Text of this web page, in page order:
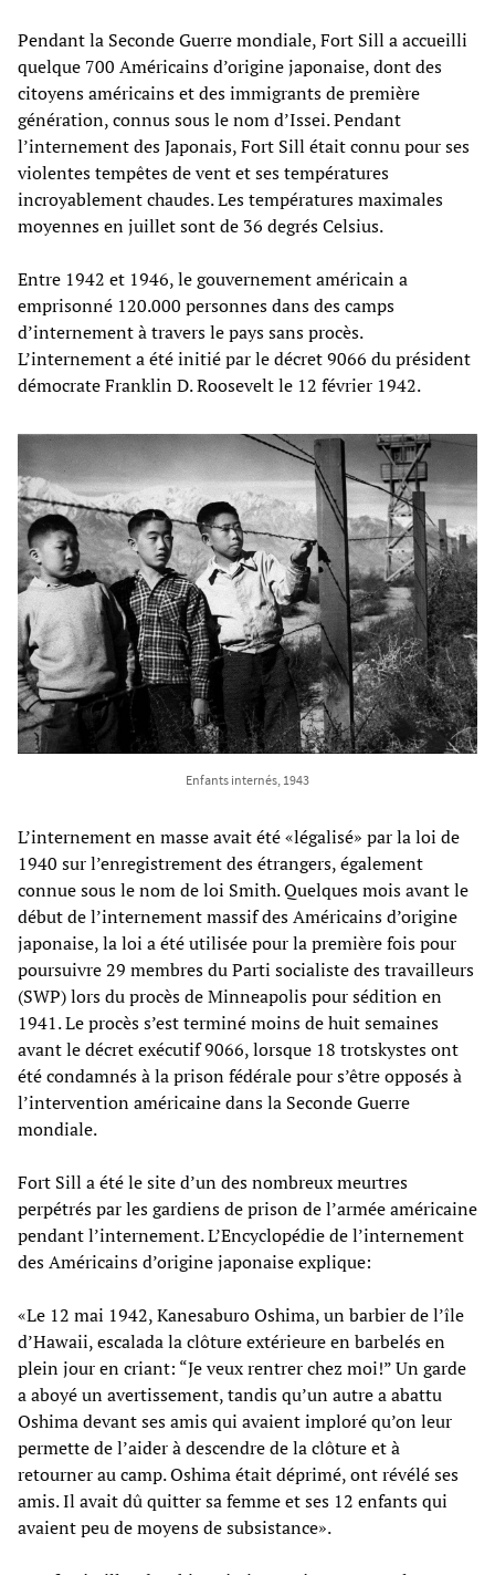
Pendant la Seconde Guerre mondiale, Fort Sill a accueilli
quelque 700 Américains d’origine japonaise, dont des
citoyens américains et des immigrants de première
génération, connus sous le nom d’Issei. Pendant
l’internement des Japonais, Fort Sill était connu pour ses
violentes tempêtes de vent et ses températures
incroyablement chaudes. Les températures maximales
moyennes en juillet sont de 36 degrés Celsius.
Entre 1942 et 1946, le gouvernement américain a
emprisonné 120.000 personnes dans des camps
d’internement à travers le pays sans procès.
L’internement a été initié par le décret 9066 du président
démocrate Franklin D. Roosevelt le 12 février 1942.
Enfants internés, 1943
L’internement en masse avait été «légalisé» par la loi de
1940 sur l’enregistrement des étrangers, également
connue sous le nom de loi Smith. Quelques mois avant le
début de l’internement massif des Américains d’origine
japonaise, la loi a été utilisée pour la première fois pour
poursuivre 29 membres du Parti socialiste des travailleurs
(SWP) lors du procès de Minneapolis pour sédition en
1941. Le procès s’est terminé moins de huit semaines
avant le décret exécutif 9066, lorsque 18 trotskystes ont
été condamnés à la prison fédérale pour s’être opposés à
l’intervention américaine dans la Seconde Guerre
mondiale.
Fort Sill a été le site d’un des nombreux meurtres
perpétrés par les gardiens de prison de l’armée américaine
pendant l’internement. L’Encyclopédie de l’internement
des Américains d’origine japonaise explique:
«Le 12 mai 1942, Kanesaburo Oshima, un barbier de l’île
d’Hawaii, escalada la clôture extérieure en barbelés en
plein jour en criant: “Je veux rentrer chez moi!” Un garde
a aboyé un avertissement, tandis qu’un autre a abattu
Oshima devant ses amis qui avaient imploré qu’on leur
permette de l’aider à descendre de la clôture et à
retourner au camp. Oshima était déprimé, ont révélé ses
amis. Il avait dû quitter sa femme et ses 12 enfants qui
avaient peu de moyens de subsistance».